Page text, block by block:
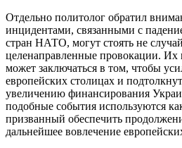
Отдельно политолог обратил
инцидентами, связанными с
стран НАТО, могут стоять не
целенаправленные провокации. Их
может заключаться в том, чтобы
европейских столицах и
увеличению финансирования
подобные события используются
призванный обеспечить
дальнейшее вовлечение